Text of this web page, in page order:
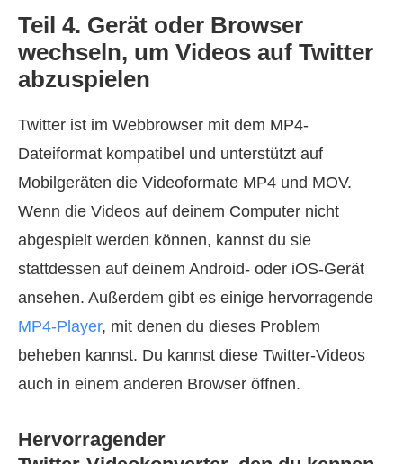
Teil 4. Gerät oder Browser
wechseln, um Videos auf Twitter
abzuspielen
Twitter ist im Webbrowser mit dem MP4-
Dateiformat kompatibel und unterstützt auf
Mobilgeräten die Videoformate MP4 und MOV.
Wenn die Videos auf deinem Computer nicht
abgespielt werden können, kannst du sie
stattdessen auf deinem Android- oder iOS‑Gerät
ansehen. Außerdem gibt es einige hervorragende
MP4‑Player, mit denen du dieses Problem
beheben kannst. Du kannst diese Twitter-Videos
auch in einem anderen Browser öffnen.
Hervorragender